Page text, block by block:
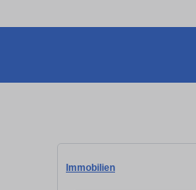
Immobilien